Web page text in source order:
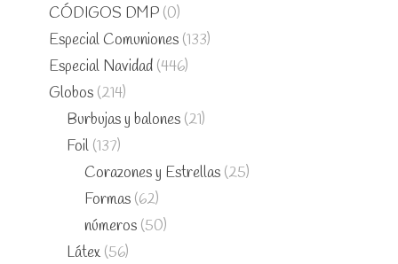
CÓDIGOS DMP (0)
Especial Comuniones (133)
Especial Navidad (446)
Globos (214)
Burbujas y balones (21)
Foil (137)
Corazones y Estrellas (25)
Formas (62)
números (50)
Látex (56)